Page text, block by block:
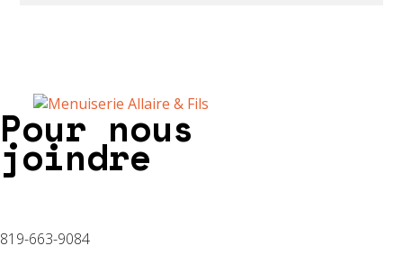
Pour nous
joindre
819-663-9084